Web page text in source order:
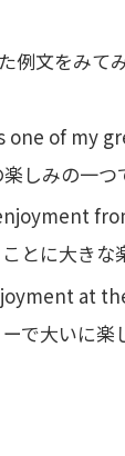
例文をみて
one of my
しみの一つ
とに大きな
at
で大いに楽